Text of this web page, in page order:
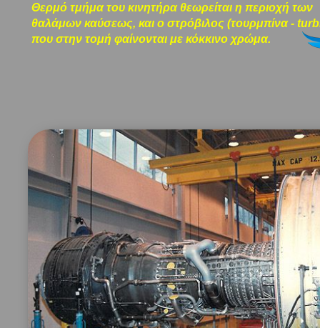
Θερμό τμήμα του κινητήρα θεωρείται η περιοχή των
θαλάμων καύσεως, και ο στρόβιλος (τουρμπίνα -
που στην τομή φαίνονται με κόκκινο χρώμα.